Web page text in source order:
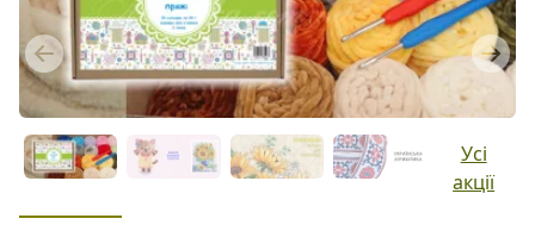
Previous Next
Усі
акції